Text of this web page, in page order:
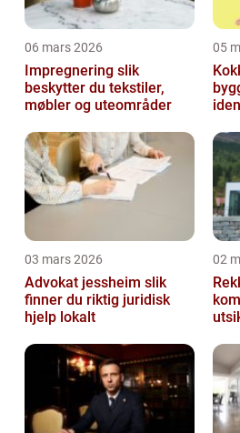
06 mars 2026
Impregnering slik
beskytter du tekstiler,
møbler og uteområder
05
03 mars 2026
Advokat jessheim slik
finner du riktig juridisk
hjelp lokalt
02